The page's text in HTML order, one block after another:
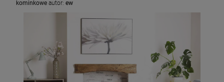
kominkowe autor: ew